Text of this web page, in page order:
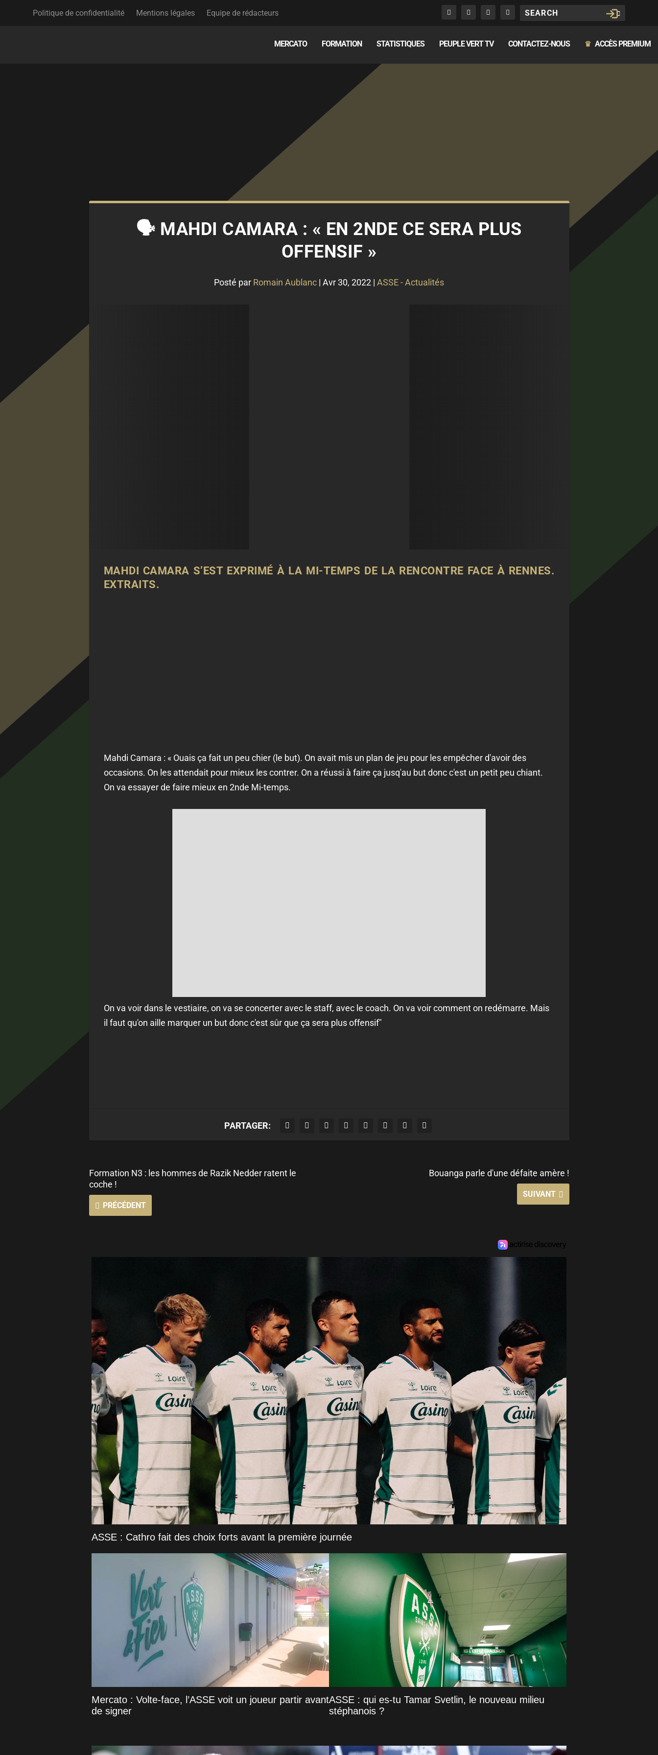
Politique de confidentialité Mentions légales Equipe de rédacteurs
MERCATO FORMATION STATISTIQUES PEUPLE VERT TV CONTACTEZ-NOUS ♛ ACCÈS PREMIUM
🗣 MAHDI CAMARA : « EN 2NDE CE SERA PLUS
OFFENSIF »
Posté par Romain Aublanc | Avr 30, 2022 | ASSE - Actualités
MAHDI CAMARA S’EST EXPRIMÉ À LA MI-TEMPS DE LA RENCONTRE FACE À RENNES.
EXTRAITS.
Mahdi Camara : « Ouais ça fait un peu chier (le but). On avait mis un plan de jeu pour les empêcher d'avoir des
occasions. On les attendait pour mieux les contrer. On a réussi à faire ça jusq'au but donc c'est un petit peu chiant.
On va essayer de faire mieux en 2nde Mi-temps.
On va voir dans le vestiaire, on va se concerter avec le staff, avec le coach. On va voir comment on redémarre. Mais
il faut qu'on aille marquer un but donc c'est sûr que ça sera plus offensif"
PARTAGER:
Formation N3 : les hommes de Razik Nedder ratent le
coche !
PRÉCÉDENT
Bouanga parle d'une défaite amère !
SUIVANT
ASSE : Cathro fait des choix forts avant la première journée
Mercato : Volte-face, l’ASSE voit un joueur partir avant
de signer
ASSE : qui es-tu Tamar Svetlin, le nouveau milieu
stéphanois ?